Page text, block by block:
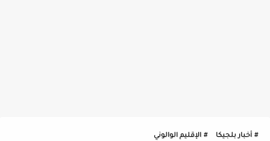
أخبار بلجيكا الإقليم الوالوني